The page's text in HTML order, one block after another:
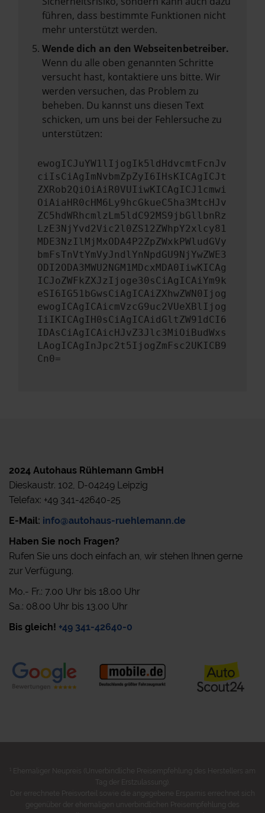
führen, dass bestimmte Funktionen nicht
mehr unterstützt werden.
Wende dich an den Webseitenbetreiber.
Wenn du alle oben genannten Schritte
versucht hast, kontaktiere uns bitte. Wir
werden versuchen, das Problem zu
beheben. Du kannst uns diesen Text
schicken, um uns bei der Fehlersuche zu
unterstützen:
ewogICJuYW1lIjogIk5ldHdvcmtFcnJv
ciIsCiAgImNvbmZpZyI6IHsKICAgICJt
ZXRob2QiOiAiR0VUIiwKICAgICJ1cmwi
OiAiaHR0cHM6Ly9hcGkueC5ha3MtcHJv
ZC5hdWRhcmlzLm5ldC92MS9jbGllbnRz
LzE3NjYvd2Vic2l0ZS12ZWhpY2xlcy81
MDE3NzIlMjMxODA4P2ZpZWxkPWludGVy
bmFsTnVtYmVyJndlYnNpdGU9NjYwZWE3
ODI2ODA3MWU2NGM1MDcxMDA0IiwKICAg
ICJoZWFkZXJzIjoge30sCiAgICAiYm9k
eSI6IG51bGwsCiAgICAiZXhwZWN0Ijog
ewogICAgICAicmVzcG9uc2VUeXBlIjog
IiIKICAgIH0sCiAgICAidGltZW91dCI6
IDAsCiAgICAicHJvZ3Jlc3MiOiBudWxs
LAogICAgInJpc2t5IjogZmFsc2UKICB9
Cn0=
2024 Autohaus Rühlemann GmbH
Dieskaustr. 102, D-04249 Leipzig
Telefax: +49 341-42640-25
E-Mail: info@autohaus-ruehlemann.de
Haben Sie noch Fragen?
Rufen Sie uns doch einfach an, wir stehen Ihnen gerne
zur Verfügung.
Mo.- Fr.: 7.00 Uhr bis 18.00 Uhr
Sa.: 08.00 Uhr bis 13.00 Uhr
Bis gleich! +49 341-42640-0
Ehemaliger Neupreis (Unverbindliche Preisempfehlung des Herstellers am
Tag der Erstzulassung).
Der errechnete Preisvorteil sowie die angegebene Ersparnis errechnet sich
gegenüber der ehemaligen unverbindlichen Preisempfehlung des